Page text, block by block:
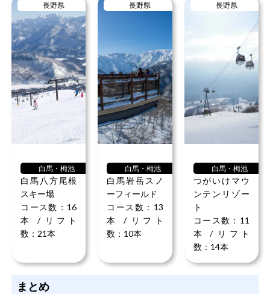
長野県
白馬・栂池
白馬八方尾根
スキー場
コース数：16
本 / リフト
数：21本
長野県
白馬・栂池
白馬岩岳スノ
ーフィールド
コース数：13
本 / リフト
数：10本
長野県
白馬・栂池
つがいけマウ
ンテンリゾー
ト
コース数：11
本 / リフト
数：14本
まとめ